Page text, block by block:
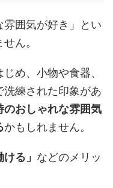
囲気が好き」とい
ん。
め、小物や食器、
練された印象があ
のおしゃれな雰囲気
かもしれません。
る」 などのメリッ